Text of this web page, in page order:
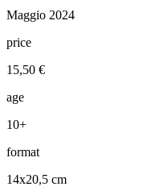
Maggio 2024
price
15,50 €
age
10+
format
14x20,5 cm